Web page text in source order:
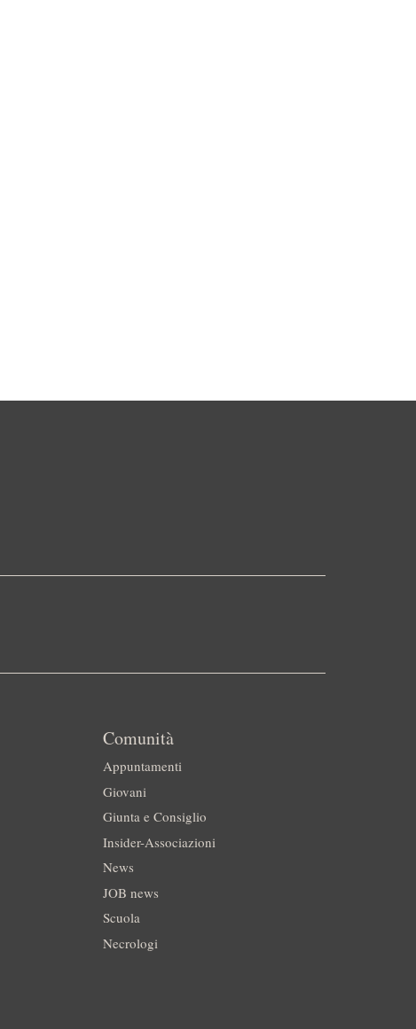
Comunità
Appuntamenti
Giovani
Giunta e Consiglio
Insider-Associazioni
News
JOB news
Scuola
Necrologi